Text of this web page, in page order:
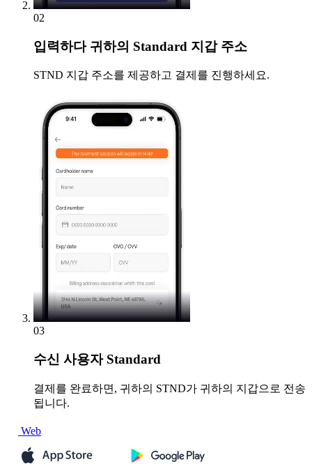
02
입력하다귀하의 Standard 지갑 주소
STND 지갑 주소를 제공하고 결제를 진행하세요.
03
수신 사용자 Standard
결제를 완료하면, 귀하의 STND가 귀하의 지갑으로 전송
됩니다.
Web